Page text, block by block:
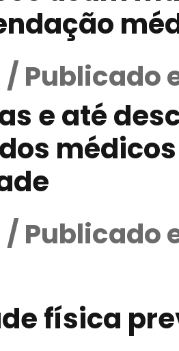
Publicado
e até
Publicado
física